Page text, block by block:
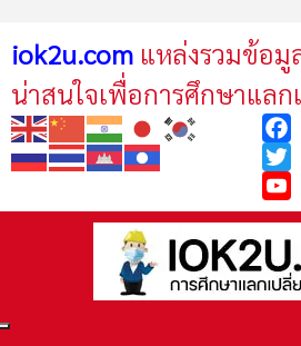
iok2u.com แหล่งรวมข้อมู
น่าสนใจเพื่อการศึกษาแลก